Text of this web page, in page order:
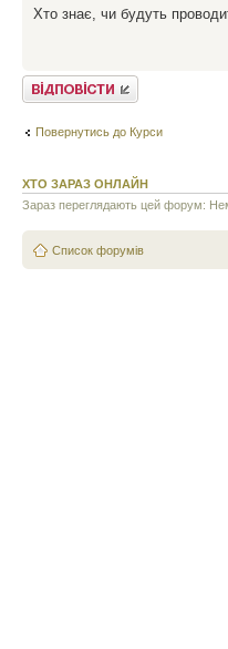
Хто знає, чи будуть
Відповісти
Повернутись до Курси
ХТО ЗАРАЗ ОНЛАЙН
Зараз переглядають цей форум:
Список форумів